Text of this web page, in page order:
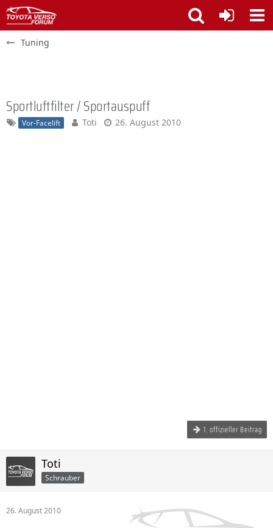
Tuning
Sportluftfilter / Sportauspuff
Vor-Facelift Toti 26. August 2010
1. offizieller Beitrag
Toti
Schrauber
26. August 2010